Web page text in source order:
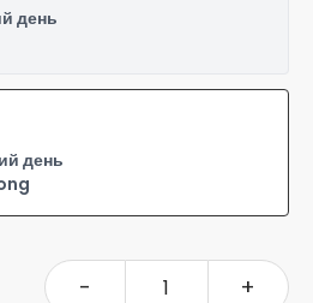
день
день
- +